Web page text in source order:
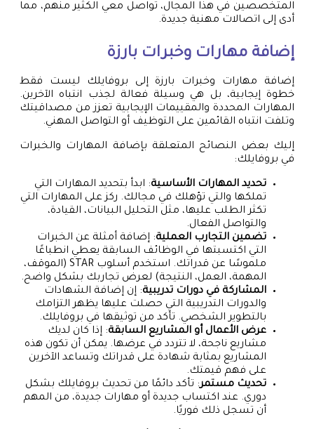
المتخصصين في هذا المجال، تواصل معي الكثير منهم، مما
أدى إلى اتصالات مهنية جديدة.
إضافة مهارات وخبرات بارزة
إضافة مهارات وخبرات بارزة إلى بروفايلك ليست فقط
خطوة إيجابية، بل هي وسيلة فعالة لجذب انتباه الآخرين.
المهارات المحددة والمقييمات الإيجابية تعزز من مصداقيتك
وتلفت انتباه القائمين على التوظيف أو التواصل المهني.
إليك بعض النصائح المتعلقة بإضافة المهارات والخبرات
في بروفايلك:
تحديد المهارات الأساسية: ابدأ بتحديد المهارات التي
تملكها والتي تؤهلك في مجالك. ركز على المهارات التي
تكثر الطلب عليها، مثل التحليل البيانات، القيادة،
والتواصل الفعال.
تضمين التجارب العملية: إضافة أمثلة عن الخبرات
التي اكتسبتها في الوظائف السابقة يعطي انطباعًا
ملموسًا عن قدراتك. استخدم أسلوب STAR (الموقف،
المهمة، العمل، النتيجة) لعرض تجاربك بشكل واضح.
المشاركة في دورات تدريبية: إن إضافة الشهادات
والدورات التدريبية التي حصلت عليها يظهر التزامك
بالتطوير الشخصي. تأكد من توثيقها في بروفايلك.
عرض الأعمال أو المشاريع السابقة: إذا كان لديك
مشاريع ناجحة، لا تتردد في عرضها. يمكن أن تكون هذه
المشاريع بمثابة شهادة على قدراتك وتساعد الآخرين
على فهم قيمتك.
تحديث مستمر: تأكد دائمًا من تحديث بروفايلك بشكل
دوري. عند اكتساب جديدة أو مهارات جديدة، من المهم
أن تسجل ذلك فوريًا.